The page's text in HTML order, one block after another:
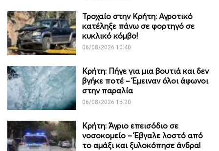
Τροχαίο στην Κρήτη: Αγροτικό
κατέληξε πάνω σε φορτηγό σε
κυκλικό κόμβο!
06/08/2026 10:40
Κρήτη: Πήγε για μια βουτιά και δεν
βγήκε ποτέ – Έμειναν όλοι άφωνοι
στην παραλία
06/08/2026 15:20
Κρήτη: Άγριο επεισόδιο σε
νοσοκομείο – Έβγαλε λοστό από
το αμάξι και ξυλοκόπησε άνδρα!